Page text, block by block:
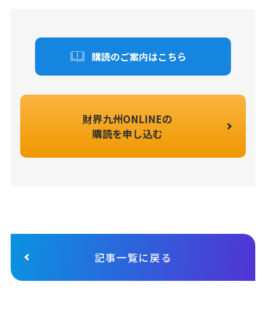
購読のご案内はこちら
財界九州ONLINEの
購読を申し込む
記事一覧に戻る